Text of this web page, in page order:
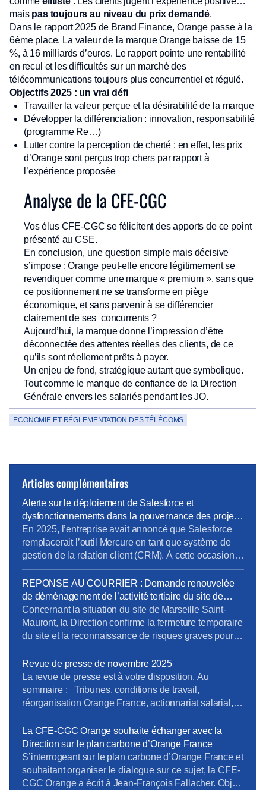
mais pas toujours au niveau du prix demandé.
Dans le rapport 2025 de Brand Finance, Orange passe à la
6ème place. La valeur de la marque Orange baisse de 15
%, à 16 milliards d’euros. Le rapport pointe une rentabilité
en recul et les difficultés sur un marché des
télécommunications toujours plus concurrentiel et régulé.
Objectifs 2025 : un vrai défi
Travailler la valeur perçue et la désirabilité de la marque
Développer la différenciation : innovation, responsabilité
(programme Re…)
Lutter contre la perception de cherté : en effet, les prix
d’Orange sont perçus trop chers par rapport à
l’expérience proposée
Analyse de la CFE-CGC
Vos élus CFE-CGC se félicitent des apports de ce point
présenté au CSE.
En conclusion, une question simple mais décisive
s’impose : Orange peut-elle encore légitimement se
revendiquer comme une marque « premium », sans que
ce positionnement ne se transforme en piège
économique, et sans parvenir à se différencier
clairement de ses concurrents ?
Aujourd’hui, la marque donne l’impression d’être
déconnectée des attentes réelles des clients, de ce
qu’ils sont réellement prêts à payer.
Un enjeu de fond, stratégique autant que symbolique.
Tout comme le manque de confiance de la Direction
Générale envers les salariés pendant les JO.
ECONOMIE ET RÉGLEMENTATION DES TÉLÉCOMS
Articles complémentaires
Alerte sur le déploiement de Salesforce et
dysfonctionnements dans la gouvernance des projets
métiers
En 2025, l’entreprise avait annoncé que Salesforce
remplacerait l’outil Mercure en tant que système de
gestion de la relation client (CRM). À cette occasion,
la Direction Pro-PME et la Direction du Système
d’Information (DSI) avaient sollicité chaque métier
pour élaborer un cahier des charges rigoureux,
destiné à prendre en compte les besoins terrain
spécifiques de […]
REPONSE AU COURRIER : Demande renouvelée
de déménagement de l’activité tertiaire du site de
Marseille Saint-Mauront
Concernant la situation du site de Marseille Saint-
Mauront, la Direction confirme la fermeture temporaire
du site et la reconnaissance de risques graves pour la
sécurité des salariés, mais ne répond pas à
l’exigence essentielle formulée par la CFE-CGC
Orange : une décision claire et définitive sur le non-
retour des activités tertiaires. {loadmoduleid 245}
reponse_courrier_cfe-cgc_saint-mauront_9janv26.pdf
Revue de presse de novembre 2025
La revue de presse est à votre disposition. Au
sommaire : Tribunes, conditions de travail,
réorganisation Orange France, actionnariat salarial,
vente SFR, opérateurs satellitaires. Pour la consulter :
revue de presse de novembre Pour vous abonner
gratuitement : s’abonner Vous pouvez lire les articles
au fil de leur publication en rubrique Revue de
presse, mais […]
La CFE-CGC Orange souhaite échanger avec la
Direction sur le plan carbone d’Orange France
S’interrogeant sur le plan carbone d’Orange France et
souhaitant organiser le dialogue sur ce sujet, la CFE-
CGC Orange a écrit à Jean-François Fallacher. Objet